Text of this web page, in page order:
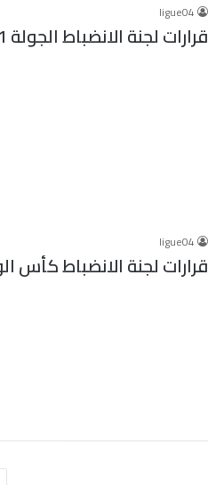
ligue04
قرارات لجنة الانضباط الجولة 21 أكابر
ligue04
قرارات لجنة الانضباط كأس